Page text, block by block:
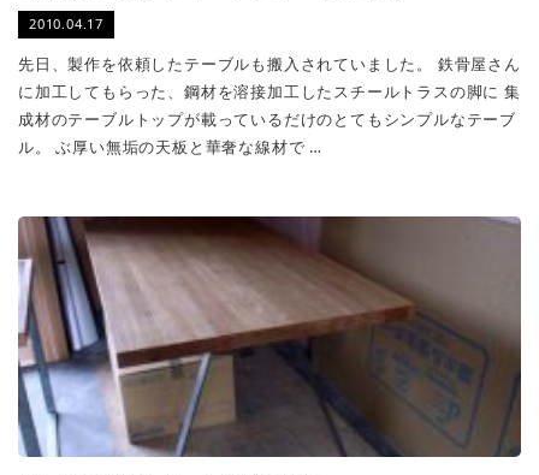
2010.04.17
先日、製作を依頼したテーブルも搬入されていました。 鉄骨屋さん
に加工してもらった、鋼材を溶接加工したスチールトラスの脚に 集
成材のテーブルトップが載っているだけのとてもシンプルなテーブ
ル。 ぶ厚い無垢の天板と華奢な線材で …